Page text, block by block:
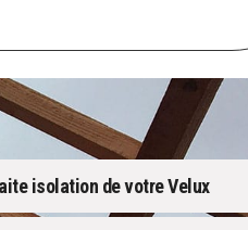
isolation de votre Velux